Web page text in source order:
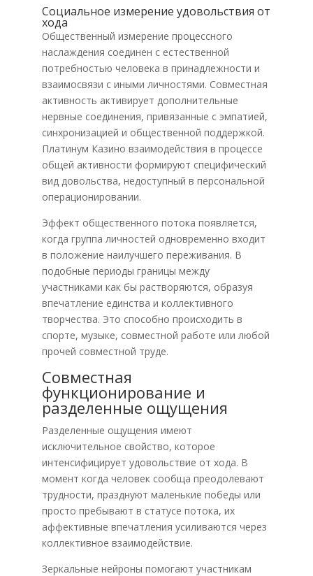
Социальное измерение удовольствия от
хода
Общественный измерение процессного
наслаждения соединен с естественной
потребностью человека в принадлежности и
взаимосвязи с иными личностями. Совместная
активность активирует дополнительные
нервные соединения, привязанные с эмпатией,
синхронизацией и общественной поддержкой.
Платинум Казино взаимодействия в процессе
общей активности формируют специфический
вид довольства, недоступный в персональной
операционировании.
Эффект общественного потока появляется,
когда группа личностей одновременно входит
в положение наилучшего переживания. В
подобные периоды границы между
участниками как бы растворяются, образуя
впечатление единства и коллективного
творчества. Это способно происходить в
спорте, музыке, совместной работе или любой
прочей совместной труде.
Совместная
функционирование и
разделенные ощущения
Разделенные ощущения имеют
исключительное свойство, которое
интенсифицирует удовольствие от хода. В
момент когда человек сообща преодолевают
трудности, празднуют маленькие победы или
просто пребывают в статусе потока, их
аффективные впечатления усиливаются через
коллективное взаимодействие.
Зеркальные нейроны помогают участникам